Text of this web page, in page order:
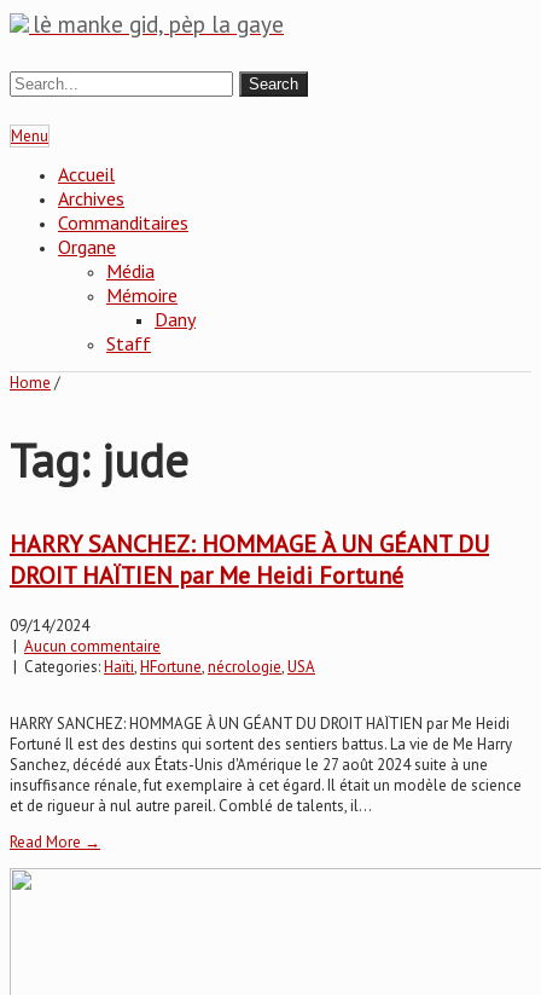
lè manke gid, pèp la gaye
Menu
Accueil
Archives
Commanditaires
Organe
Média
Mémoire
Dany
Staff
Home /
Tag: jude
HARRY SANCHEZ: HOMMAGE À UN GÉANT DU
DROIT HAÏTIEN par Me Heidi Fortuné
09/14/2024
| Aucun commentaire
| Categories:Haïti,HFortune,nécrologie,USA
HARRY SANCHEZ: HOMMAGE À UN GÉANT DU DROIT HAÏTIEN par Me Heidi
Fortuné Il est des destins qui sortent des sentiers battus. La vie de Me Harry
Sanchez, décédé aux États-Unis d'Amérique le 27 août 2024 suite à une
insuffisance rénale, fut exemplaire à cet égard. Il était un modèle de science
et de rigueur à nul autre pareil. Comblé de talents, il...
Read More →